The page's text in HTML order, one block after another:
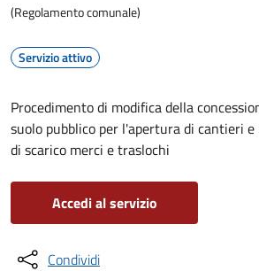
(Regolamento comunale)
Servizio attivo
Procedimento di modifica della
suolo pubblico per l'apertura di cantieri
di scarico merci e traslochi
Accedi al servizio
Condividi